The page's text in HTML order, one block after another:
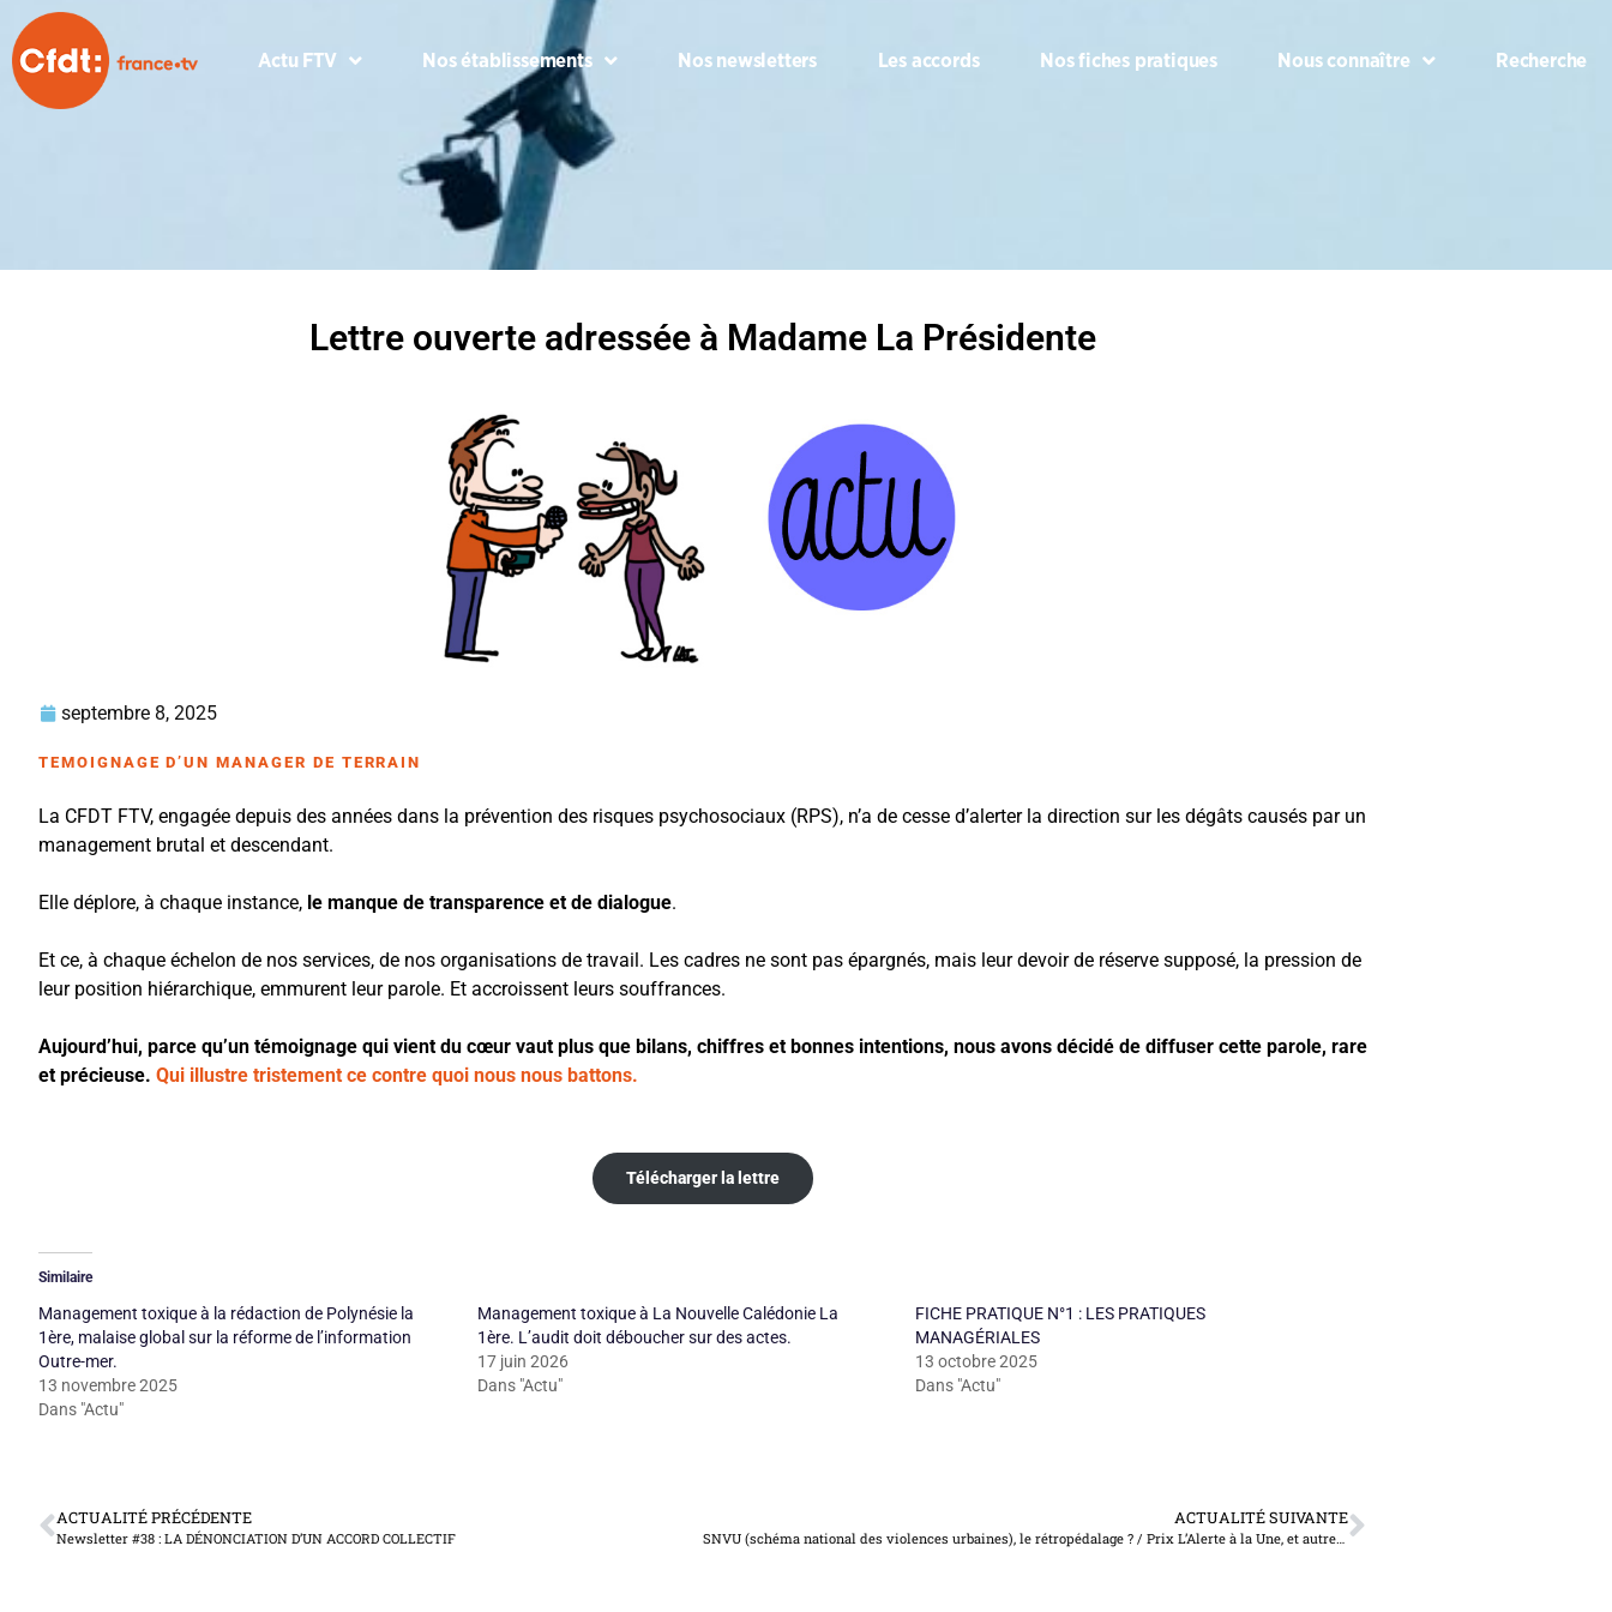
Actu FTV Nos établissements Nos newsletters Les accords Nos fiches pratiques Nous connaître Recherche
Lettre ouverte adressée à Madame La Présidente
septembre 8, 2025
TEMOIGNAGE D’UN MANAGER DE TERRAIN
La CFDT FTV, engagée depuis des années dans la prévention des risques psychosociaux (RPS), n’a de cesse d’alerter la direction sur les dégâts causés par un
management brutal et descendant.
Elle déplore, à chaque instance, le manque de transparence et de dialogue.
Et ce, à chaque échelon de nos services, de nos organisations de travail. Les cadres ne sont pas épargnés, mais leur devoir de réserve supposé, la pression de
leur position hiérarchique, emmurent leur parole. Et accroissent leurs souffrances.
Aujourd’hui, parce qu’un témoignage qui vient du cœur vaut plus que bilans, chiffres et bonnes intentions, nous avons décidé de diffuser cette parole, rare
et précieuse. Qui illustre tristement ce contre quoi nous nous battons.
Télécharger la lettre
Similaire
Management toxique à la rédaction de Polynésie la
1ère, malaise global sur la réforme de l’information
Outre-mer.
13 novembre 2025
Dans "Actu"
Management toxique à La Nouvelle Calédonie La
1ère. L’audit doit déboucher sur des actes.
17 juin 2026
Dans "Actu"
FICHE PRATIQUE N°1 : LES PRATIQUES
MANAGÉRIALES
13 octobre 2025
Dans "Actu"
ACTUALITÉ PRÉCÉDENTE
Newsletter #38 : LA DÉNONCIATION D’UN ACCORD COLLECTIF
ACTUALITÉ SUIVANTE
SNVU (schéma national des violences urbaines), le rétropédalage ? / Prix L’Alerte à la Une, et autres nouvelles de la profession